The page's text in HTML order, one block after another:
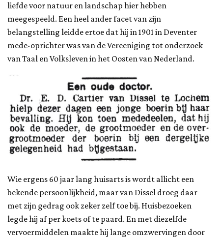
liefde voor natuur en landschap hier hebben
meegespeeld. Een heel ander facet van zijn
belangstelling leidde ertoe dat hij in 1901 in Deventer
mede-oprichter was van de Vereeniging tot onderzoek
van Taal en Volksleven in het Oosten van Nederland.
Wie ergens 60 jaar lang huisarts is wordt allicht een
bekende persoonlijkheid, maar van Dissel droeg daar
met zijn gedrag ook zeker zelf toe bij. Huisbezoeken
legde hij af per koets of te paard. En met diezelfde
vervoermiddelen maakte hij lange omzwervingen door